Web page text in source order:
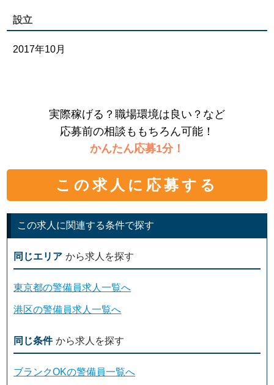
設立
2017年10月
実際稼げる？職場環境は良い？など
応募前の相談ももちろん可能！
かんたん応募1分！
この求人に応募する
この求人に関連する条件で探す
同じエリア から求人を探す
東京都の警備員求人一覧へ
港区の警備員求人一覧へ
同じ条件 から求人を探す
ブランクOKの警備員一覧へ